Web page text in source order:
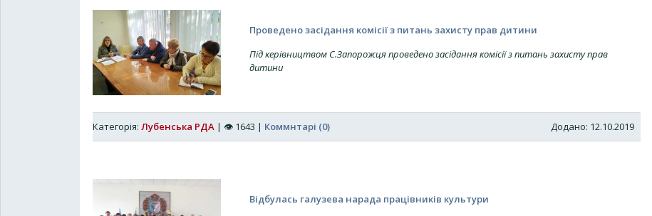
Проведено засідання комісії з питань захисту прав дитини
Під керівництвом С.Запорожця проведено засідання комісії з питань захисту прав
дитини
Додано: 12.10.2019
Категорія: Лубенська РДА | 👁 1643 | Коммнтарі (0)
Відбулась галузева нарада працівників культури